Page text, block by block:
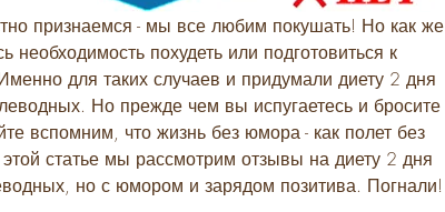
признаемся - мы все любим покушать! Но как же
необходимость похудеть или подготовиться к
для таких случаев и придумали диету 2 дня
Но прежде чем вы испугаетесь и бросите
вспомним, что жизнь без юмора - как полет без
статье мы рассмотрим отзывы на диету 2 дня
но с юмором и зарядом позитива. Погнали!